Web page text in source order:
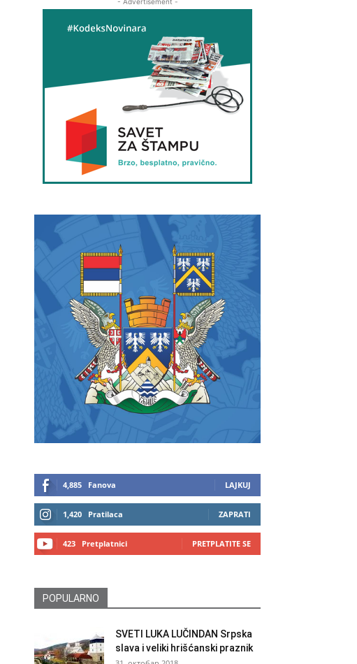
4,885 Fanova LAJKUJ
1,420 Pratilaca ZAPRATI
423 Pretplatnici PRETPLATITE SE
POPULARNO
SVETI LUKA LUČINDAN Srpska
slava i veliki hrišćanski praznik